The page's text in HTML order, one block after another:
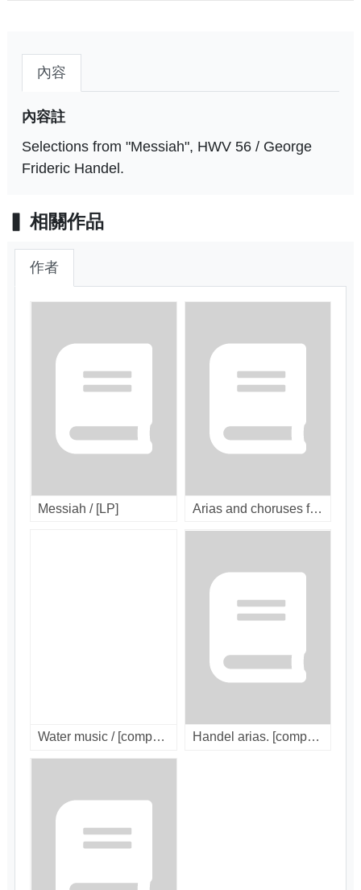
內容
內容註
Selections from "Messiah", HWV 56 / George
Frideric Handel.
相關作品
作者
Messiah / [LP] Arias and choruses from "Messiah" / [LP]
Water music / [compact disc]. Handel arias. [compact disc]